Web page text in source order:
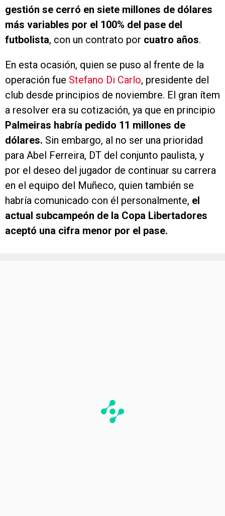
gestión se cerró en siete millones de dólares
más variables por el 100% del pase del
futbolista, con un contrato por cuatro años.
En esta ocasión, quien se puso al frente de la
operación fue Stefano Di Carlo, presidente del
club desde principios de noviembre. El gran ítem
a resolver era su cotización, ya que en principio
Palmeiras habría pedido 11 millones de
dólares. Sin embargo, al no ser una prioridad
para Abel Ferreira, DT del conjunto paulista, y
por el deseo del jugador de continuar su carrera
en el equipo del Muñeco, quien también se
habría comunicado con él personalmente, el
actual subcampeón de la Copa Libertadores
aceptó una cifra menor por el pase.